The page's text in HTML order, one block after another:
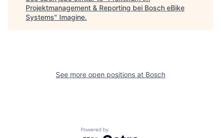
Projektmanagement & Reporting bei Bosch eBike
Systems" Imagine.
See more open positions at Bosch
Powered by Getro.com